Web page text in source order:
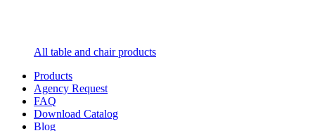
All table and chair products
Products
Agency Request
FAQ
Download Catalog
Blog